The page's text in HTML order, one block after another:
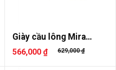
Giày cầu lông Mira
Genesis
566,000 ₫ 629,000 ₫